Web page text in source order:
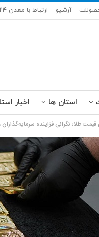
آرشیو ارتباط با معدن ۲۴
استان ها اخبار
طلا؛ نگرانی فزاینده